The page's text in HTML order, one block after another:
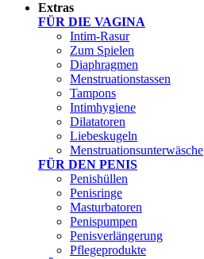
Extras
FÜR DIE VAGINA
Intim-Rasur
Zum Spielen
Diaphragmen
Menstruationstassen
Tampons
Intimhygiene
Dilatatoren
Liebeskugeln
Menstruationsunterwäsche
FÜR DEN PENIS
Penishüllen
Penisringe
Masturbatoren
Penispumpen
Penisverlängerung
Pflegeprodukte